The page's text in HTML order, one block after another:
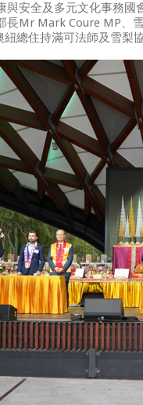
與安全及多元文化事務
長Mr Mark Coure MP、
總住持滿可法師及雪梨